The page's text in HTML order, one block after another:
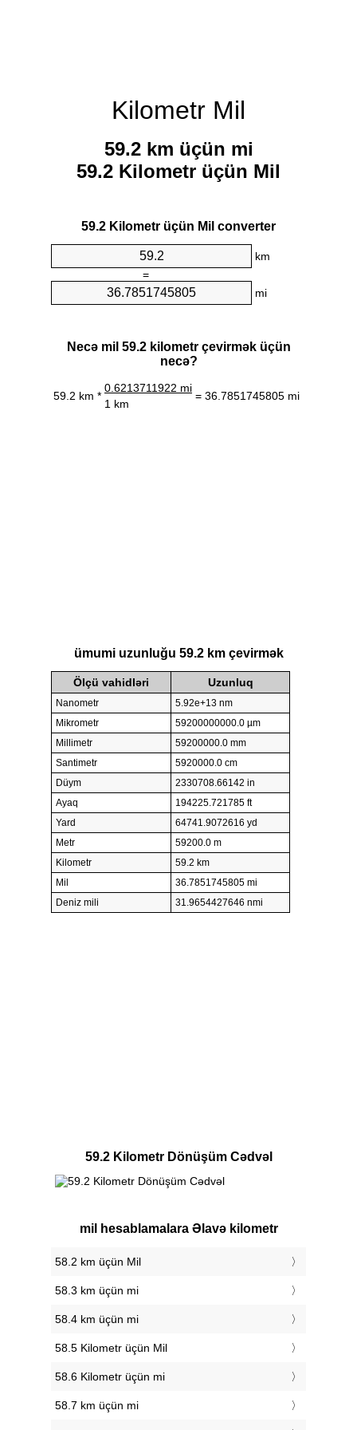
Kilometr Mil
59.2 km üçün mi
59.2 Kilometr üçün Mil
59.2 Kilometr üçün Mil converter
km
=
mi
Necə mil 59.2 kilometr çevirmək üçün
necə?
59.2 km *
0.6213711922 mi
= 36.7851745805 mi
1 km
ümumi uzunluğu 59.2 km çevirmək
Ölçü vahidləri Uzunluq
Nanometr
5.92e+13 nm
Mikrometr
59200000000.0 µm
Millimetr
59200000.0 mm
Santimetr
5920000.0 cm
Düym
2330708.66142 in
Ayaq
194225.721785 ft
Yard
64741.9072616 yd
Metr
59200.0 m
Kilometr
59.2 km
Mil
36.7851745805 mi
Deniz mili
31.9654427646 nmi
59.2 Kilometr Dönüşüm Cədvəl
mil hesablamalara Əlavə kilometr
58.2 km üçün Mil
58.3 km üçün mi
58.4 km üçün mi
58.5 Kilometr üçün Mil
58.6 Kilometr üçün mi
58.7 km üçün mi